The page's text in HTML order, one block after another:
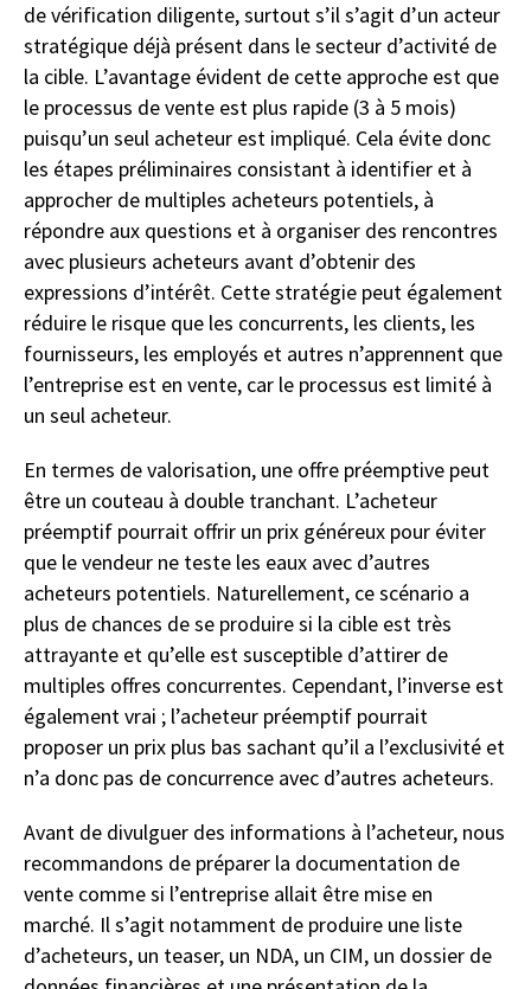
de vérification diligente, surtout s’il s’agit d’un acteur
stratégique déjà présent dans le secteur d’activité de
la cible. L’avantage évident de cette approche est que
le processus de vente est plus rapide (3 à 5 mois)
puisqu’un seul acheteur est impliqué. Cela évite donc
les étapes préliminaires consistant à identifier et à
approcher de multiples acheteurs potentiels, à
répondre aux questions et à organiser des rencontres
avec plusieurs acheteurs avant d’obtenir des
expressions d’intérêt. Cette stratégie peut également
réduire le risque que les concurrents, les clients, les
fournisseurs, les employés et autres n’apprennent que
l’entreprise est en vente, car le processus est limité à
un seul acheteur.
En termes de valorisation, une offre préemptive peut
être un couteau à double tranchant. L’acheteur
préemptif pourrait offrir un prix généreux pour éviter
que le vendeur ne teste les eaux avec d’autres
acheteurs potentiels. Naturellement, ce scénario a
plus de chances de se produire si la cible est très
attrayante et qu’elle est susceptible d’attirer de
multiples offres concurrentes. Cependant, l’inverse est
également vrai ; l’acheteur préemptif pourrait
proposer un prix plus bas sachant qu’il a l’exclusivité et
n’a donc pas de concurrence avec d’autres acheteurs.
Avant de divulguer des informations à l’acheteur, nous
recommandons de préparer la documentation de
vente comme si l’entreprise allait être mise en
marché. Il s’agit notamment de produire une liste
d’acheteurs, un teaser, un NDA, un CIM, un dossier de